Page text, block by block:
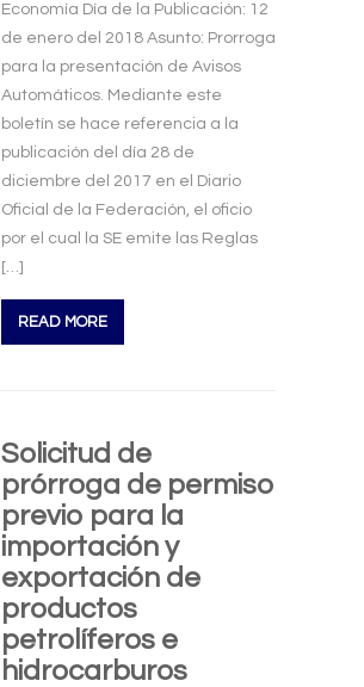
Economía Día de la Publicación: 12
de enero del 2018 Asunto: Prorroga
para la presentación de Avisos
Automáticos. Mediante este
boletín se hace referencia a la
publicación del día 28 de
diciembre del 2017 en el Diario
Oficial de la Federación, el oficio
por el cual la SE emite las Reglas
[…]
READ MORE
Solicitud de
prórroga de permiso
previo para la
importación y
exportación de
productos
petrolíferos e
hidrocarburos